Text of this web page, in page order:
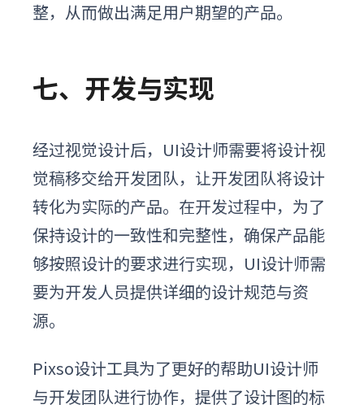
整，从而做出满足用户期望的产品。
七、开发与实现
经过视觉设计后，UI设计师需要将设计视
觉稿移交给开发团队，让开发团队将设计
转化为实际的产品。在开发过程中，为了
保持设计的一致性和完整性，确保产品能
够按照设计的要求进行实现，UI设计师需
要为开发人员提供详细的设计规范与资
源。
Pixso设计工具为了更好的帮助UI设计师
与开发团队进行协作，提供了设计图的标